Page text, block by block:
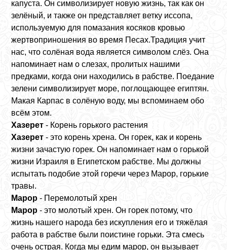
капуста. Он символизирует новую жизнь, так как он
зелёный, и также он представляет ветку иссопа,
используемую для помазания косяков кровью
жертвоприношения во время Песах.Традиция учит
нас, что солёная вода является символом слёз. Она
напоминает нам о слезах, пролитых нашими
предками, когда они находились в рабстве. Поедание
зелени символизирует море, поглощающее египтян.
Макая Карпас в солёную воду, мы вспоминаем обо
всём этом.
Хазерет - Корень горького растения
Хазерет - это корень хрена. Он горек, как и корень
жизни зачастую горек. Он напоминает нам о горькой
жизни Израиля в Египетском рабстве. Мы должны
испытать подобие этой горечи через Марор, горькие
травы.
Марор - Перемолотый хрен
Марор - это молотый хрен. Он горек потому, что
жизнь нашего народа без искупления его и тяжёлая
работа в рабстве были поистине горьки. Эта смесь
очень острая. Когда мы едим марор, он вызывает